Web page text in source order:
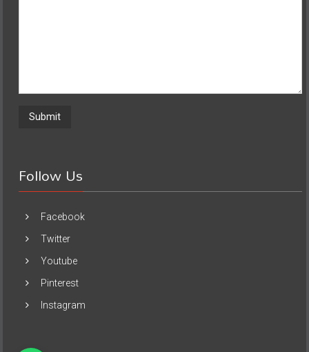
Follow Us
Facebook
Twitter
Youtube
Pinterest
Instagram